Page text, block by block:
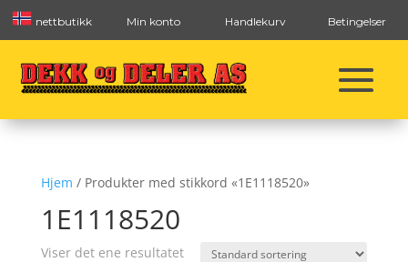
nettbutikk Min konto Handlekurv Betingelser
Hjem / Produkter med stikkord «1E1118520»
1E1118520
Viser det ene resultatet